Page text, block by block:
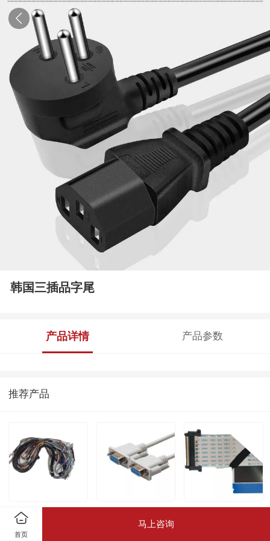
韩国三插品字尾
产品详情 产品参数
推荐产品
冷柜连接线
首页
马上咨询